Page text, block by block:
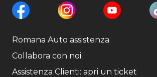
Romana Auto assistenza
Collabora con noi
Assistenza Clienti: apri un ticket